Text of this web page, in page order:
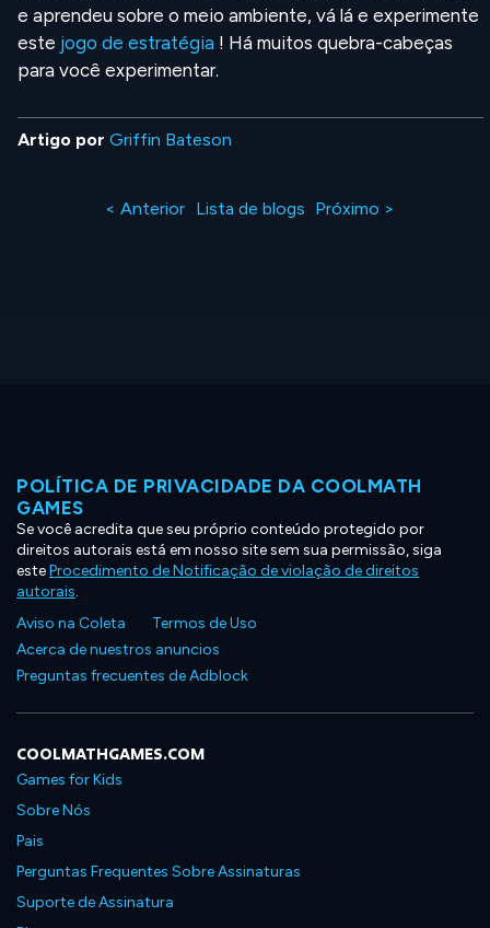
e aprendeu sobre o meio ambiente, vá lá e experimente
este jogo de estratégia ! Há muitos quebra-cabeças
para você experimentar.
Artigo por Griffin Bateson
< Anterior Lista de blogs Próximo >
POLÍTICA DE PRIVACIDADE DA COOLMATH
GAMES
Se você acredita que seu próprio conteúdo protegido por
direitos autorais está em nosso site sem sua permissão, siga
esteProcedimento de Notificação de violação de direitos
autorais.
Aviso na Coleta
Termos de Uso
Acerca de nuestros anuncios
Preguntas frecuentes de Adblock
COOLMATHGAMES.COM
Games for Kids
Sobre Nós
Pais
Perguntas Frequentes Sobre Assinaturas
Suporte de Assinatura